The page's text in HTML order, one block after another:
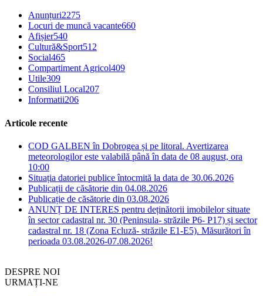
Anunțuri2275
Locuri de muncă vacante660
Afișier540
Cultură&Sport512
Social465
Compartiment Agricol409
Utile309
Consiliul Local207
Informatii206
Articole recente
COD GALBEN în Dobrogea și pe litoral. Avertizarea
meteorologilor este valabilă până în data de 08 august, ora
10:00
Situația datoriei publice întocmită la data de 30.06.2026
Publicații de căsătorie din 04.08.2026
Publicație de căsătorie din 03.08.2026
ANUNȚ DE INTERES pentru deținătorii imobilelor situate
în sector cadastral nr. 30 (Peninsula- străzile P6- P17) și sector
cadastral nr. 18 (Zona Ecluză- străzile E1-E5). Măsurători în
perioada 03.08.2026-07.08.2026!
DESPRE NOI
URMAȚI-NE